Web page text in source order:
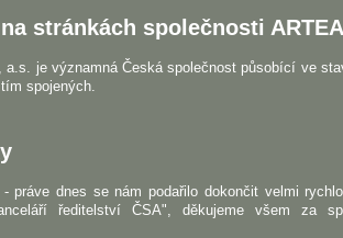
stránkách společnosti
a.s. je významná Česká společnost působící ve
spojených.
- práve dnes se nám podařilo dokončit velmi
ředitelství ČSA", děkujeme všem za